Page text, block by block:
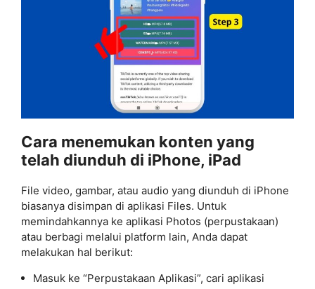
Cara menemukan konten yang
telah diunduh di iPhone, iPad
File video, gambar, atau audio yang diunduh di iPhone
biasanya disimpan di aplikasi Files. Untuk
memindahkannya ke aplikasi Photos (perpustakaan)
atau berbagi melalui platform lain, Anda dapat
melakukan hal berikut:
Masuk ke “Perpustakaan Aplikasi”, cari aplikasi